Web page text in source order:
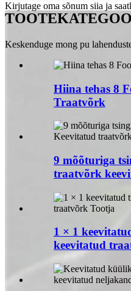
Kirjutage oma sõnum siia ja
Keskenduge mong pu
Hiina tehas 8
Traatvõrk
9 mõõturiga
traatvõrk
1 × 1
keevitatud